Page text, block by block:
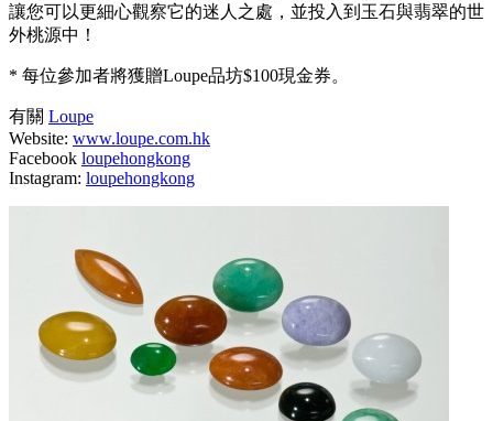
讓您可以更細心觀察它的迷人之處，並投入到玉石與翡翠的世
外桃源中！
* 每位參加者將獲贈Loupe品坊$100現金券。
有關 Loupe
Website: www.loupe.com.hk
Facebook loupehongkong
Instagram: loupehongkong